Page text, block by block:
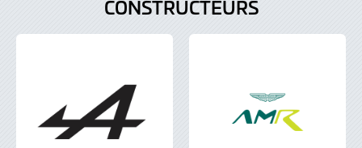
CONSTRUCTEURS